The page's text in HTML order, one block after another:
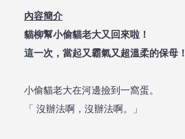
內容簡介
貓柳幫小偷貓老大又回來啦！
這一次，當起又霸氣又超溫柔的保母！
小偷貓老大在河邊撿到一窩蛋。
「 沒辦法啊，沒辦法啊。」